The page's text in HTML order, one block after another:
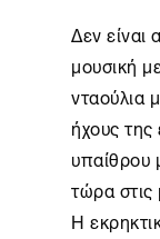
Δεν
μουσική
νταούλια
ήχους της
υπαίθρου
τώρα
Η